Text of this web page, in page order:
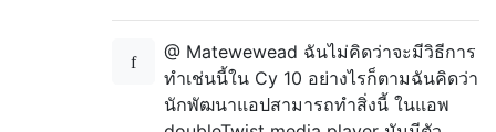
@ Matewewead ฉันไม่คิดว่าจะมีวิธีการ
ทำเช่นนี้ใน Cy 10 อย่างไรก็ตามฉันคิดว่า
นักพัฒนาแอปสามารถทำสิ่งนี้ ในแอพ